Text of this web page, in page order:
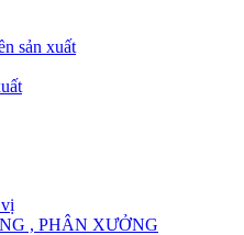
sản xuất
, PHÂN XƯỞNG